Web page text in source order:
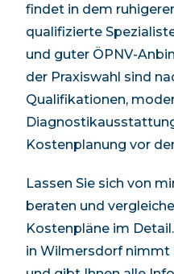
findet in dem
qualifizierte
und guter ÖPNV-
der Praxiswahl sind
Qualifikationen,
Kostenplanung vor
Lassen Sie sich von
beraten und
Kostenpläne im
in Wilmersdorfnimmt